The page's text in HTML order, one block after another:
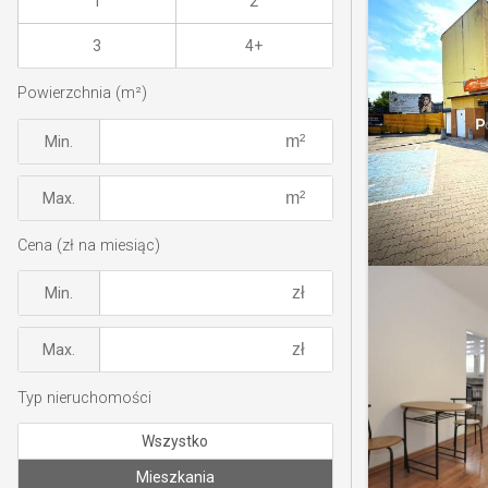
3 4+
Powierzchnia (m²)
Min.
Max.
Cena (zł na miesiąc)
Min.
Max.
Typ nieruchomości
Wszystko
Mieszkania